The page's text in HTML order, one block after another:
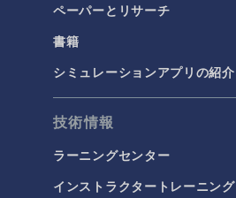
ペーパーとリサーチ
書籍
シミュレーションアプリの紹介
技術情報
ラーニングセンター
インストラクタートレーニング